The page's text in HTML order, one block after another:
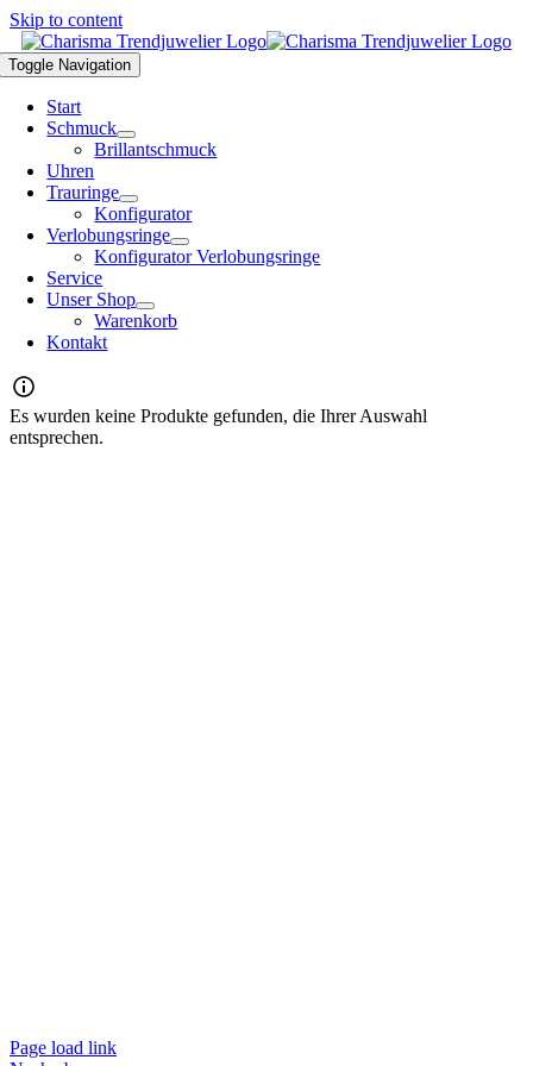
Skip to content
Toggle Navigation
Start
Schmuck
Brillantschmuck
Uhren
Trauringe
Konfigurator
Verlobungsringe
Konfigurator Verlobungsringe
Service
Unser Shop
Warenkorb
Kontakt
Es wurden keine Produkte gefunden, die Ihrer Auswahl
entsprechen.
Page load link